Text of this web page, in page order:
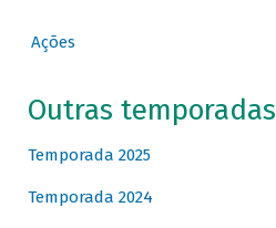
Ações
Outras temporadas
Temporada 2025
Temporada 2024